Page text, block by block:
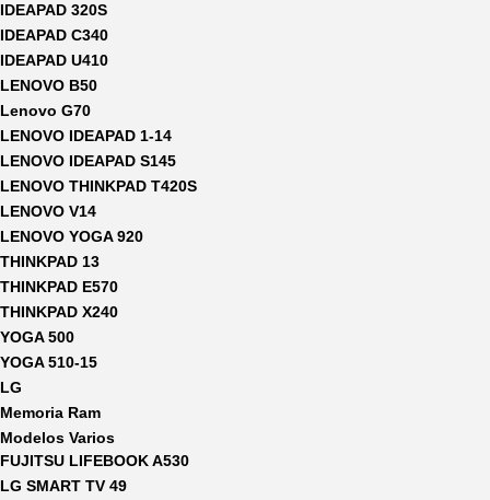
IDEAPAD 320S
IDEAPAD C340
IDEAPAD U410
LENOVO B50
Lenovo G70
LENOVO IDEAPAD 1-14
LENOVO IDEAPAD S145
LENOVO THINKPAD T420S
LENOVO V14
LENOVO YOGA 920
THINKPAD 13
THINKPAD E570
THINKPAD X240
YOGA 500
YOGA 510-15
LG
Memoria Ram
Modelos Varios
FUJITSU LIFEBOOK A530
LG SMART TV 49